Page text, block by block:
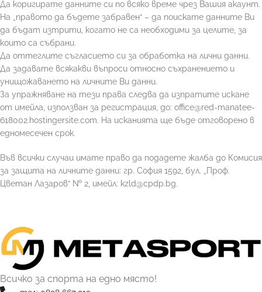
Да коригирате данните си по всяко време чрез Вашия акаунт.
На „правото да бъдете забравен“ – да поискате данните Ви
да бъдат изтрити, когато не са необходими за целите, за
които са събрани.
Да оттеглите съгласието си за обработка на лични данни.
Да задавате всякакви въпроси относно съхранението и
унищожаването на личните Ви данни.
За упражняване на тези права следва да изпратите искане
от имейла, използван за регистрация, до: office@red-manatee-
618002.hostingersite.com. На исканията ще бъде отговорено в
едномесечен срок.
Във всички случаи имате право да подадете жалба до Комисия
за защита на личните данни: гр. София 1592, бул. „Проф.
Цветан Лазаров“ № 2, имейл: kzld@cpdp.bg.
Всичко за спорта на едно място!